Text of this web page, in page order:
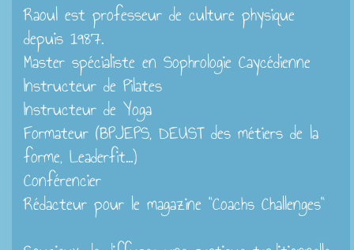
Raoul est professeur de culture physique
depuis 1987.
Master spécialiste en Sophrologie Caycédienne
Instructeur de Pilates
Instructeur de Yoga
Formateur (BPJEPS, DEUST des métiers de la
forme, Leaderfit...)
Conférencier
Rédacteur pour le magazine "Coachs Challenges"